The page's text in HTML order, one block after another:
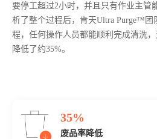
要停工超过2小时，并且只有作业主管
析了整个过程后，肯天Ultra Purge™团
程，任何操作人员都能顺利完成清洗
降低了约35%。
35%
废品率降低